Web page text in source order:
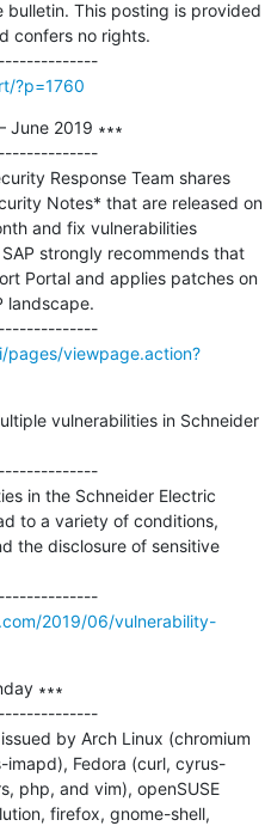
bulletin. This posting is provided
confers no rights.
---------------------------------------------
?p=1760
June 2019 ∗∗∗
Response Team shares
Notes* that are released on
and fix vulnerabilities
strongly recommends that
Portal and applies patches on
landscape.
---------------------------------------------
viewpage.action?
vulnerabilities in Schneider
in the Schneider Electric
to a variety of conditions,
the disclosure of sensitive
---------------------------------------------
2019/06/vulnerability-
∗∗∗
by Arch Linux (chromium
Fedora (curl, cyrus-
php, and vim), openSUSE
firefox, gnome-shell,